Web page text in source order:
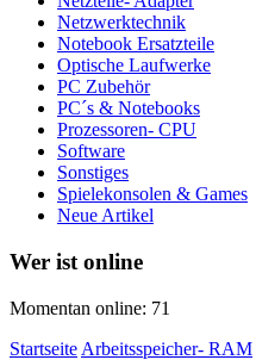
Netzwerktechnik
Notebook Ersatzteile
Optische Laufwerke
PC Zubehör
PC´s & Notebooks
Prozessoren- CPU
Software
Sonstiges
Spielekonsolen & Games
Neue Artikel
Wer ist online
Momentan online: 71
Startseite Arbeitsspeicher- RAM